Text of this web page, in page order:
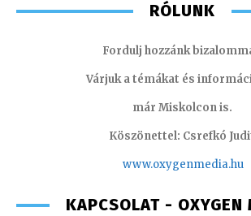
RÓLUNK
Fordulj hozzánk
Várjuk a témákat és
már Miskolcon is.
Köszönettel: Csrefkó
www.oxygenmedia.hu
KAPCSOLAT - OXYGEN